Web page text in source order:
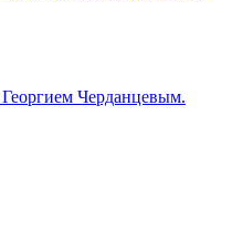
Черданцевым.